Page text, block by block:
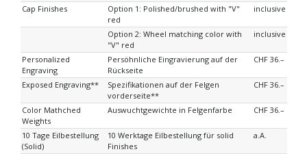
Cap Finishes
Option 1: Polished/brushed with "V"
red
inclusive
Option 2: Wheel matching color with
"V" red
inclusive
Personalized
Engraving
Persöhnliche Eingravierung auf der
Rückseite
CHF 36.–
Exposed Engraving**
Spezifikationen auf der Felgen
vorderseite**
CHF 36.–
Color Mathched
Weights
Auswuchtgewichte in Felgenfarbe CHF 36.–
10 Tage Eilbestellung
(Solid)
10 Werktage Eilbestellung für solid
Finishes
a.A.